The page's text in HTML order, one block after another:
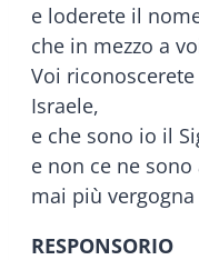
e loderete il
che in mezzo a
Voi
Israele,
e che sono io il
e non ce ne sono
mai più
RESPONSORIO